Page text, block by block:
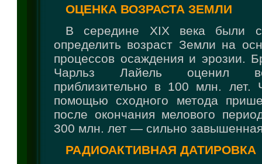
ОЦЕНКА ВОЗРАСТА ЗЕМЛИ
В середине XIX века были
определить возраст Земли на
процессов осаждения и эрозии.
Чарльз Лайель оценил
приблизительно в 100 млн. лет.
помощью сходного метода
после окончания мелового
300 млн. лет — сильно
РАДИОАКТИВНАЯ ДАТИРОВКА